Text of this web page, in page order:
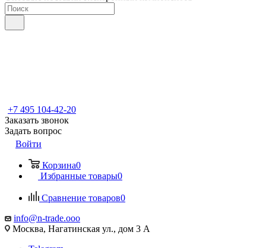
+7 495 104-42-20
Заказать звонок
Задать вопрос
Войти
Корзина0
Избранные товары0
Сравнение товаров0
info@n-trade.ooo
Москва, Нагатинская ул., дом 3 А